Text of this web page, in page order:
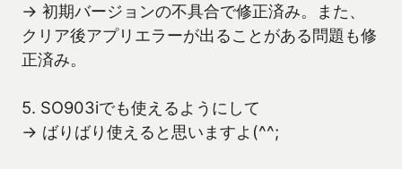
→ 初期バージョンの不具合で修正済み。また、
クリア後アプリエラーが出ることがある問題も修
正済み。
5. SO903iでも使えるようにして
→ ばりばり使えると思いますよ(^^;